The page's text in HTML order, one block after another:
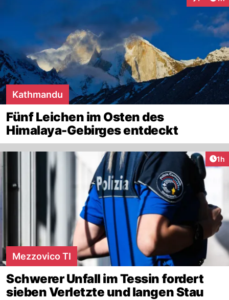
Kathmandu
Fünf Leichen im Osten des
Himalaya-Gebirges entdeckt
1h
Mezzovico TI
Schwerer Unfall im Tessin fordert
sieben Verletzte und langen Stau